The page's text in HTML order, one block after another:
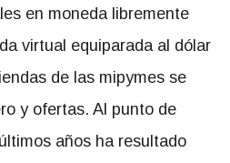
en moneda libremente
virtual equiparada al dólar
de las mipymes se
y ofertas. Al punto de
años ha resultado